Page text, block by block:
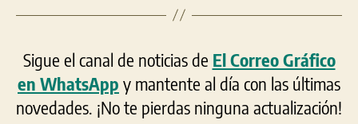
Sigue el canal de noticias de El Correo Gráfico
en WhatsApp y mantente al día con las últimas
novedades. ¡No te pierdas ninguna actualización!